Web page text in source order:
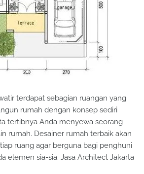
terdapat sebagian ruangan yang
rumah dengan konsep sediri
tertibnya Anda menyewa seorang
rumah. Desainer rumah terbaik akan
ruang agar berguna bagi penghuni
elemen sia-sia. Jasa Architect Jakarta